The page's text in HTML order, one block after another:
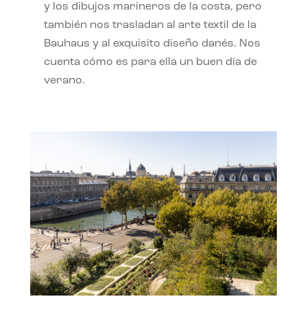
y los dibujos marineros de la costa, pero
también nos trasladan al arte textil de la
Bauhaus y al exquisito diseño danés. Nos
cuenta cómo es para ella un buen día de
verano.